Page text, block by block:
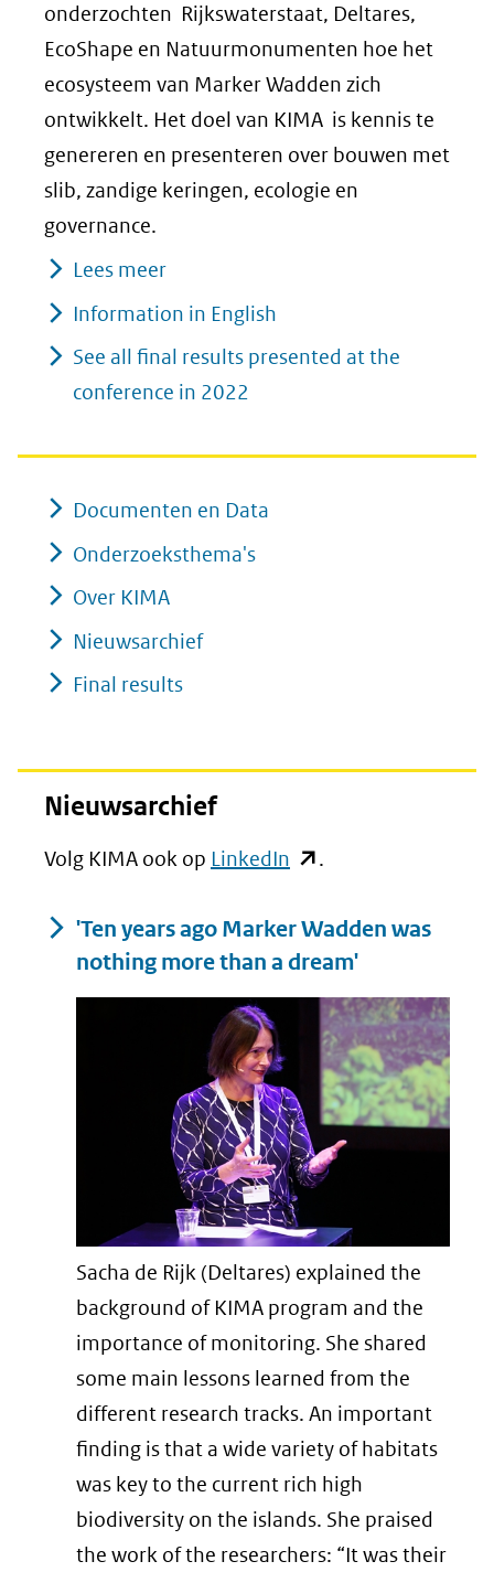
onderzochten Rijkswaterstaat, Deltares,
EcoShape en Natuurmonumenten hoe het
ecosysteem van Marker Wadden zich
ontwikkelt. Het doel van KIMA is kennis te
genereren en presenteren over bouwen met
slib, zandige keringen, ecologie en
governance.
Lees meer
Information in English
See all final results presented at the
conference in 2022
Documenten en Data
Onderzoeksthema's
Over KIMA
Nieuwsarchief
Final results
Nieuwsarchief
Volg KIMA ook op LinkedIn (opent
nieuw
venster)
(verwijst
naar
een
andere
website)
.
'Ten years ago Marker Wadden was
nothing more than a dream'
Sacha de Rijk (Deltares) explained the
background of KIMA program and the
importance of monitoring. She shared
some main lessons learned from the
different research tracks. An important
finding is that a wide variety of habitats
was key to the current rich high
biodiversity on the islands. She praised
the work of the researchers: “It was their